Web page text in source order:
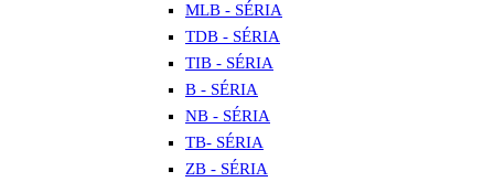
MLB - SÉRIA
TDB - SÉRIA
TIB - SÉRIA
B - SÉRIA
NB - SÉRIA
TB- SÉRIA
ZB - SÉRIA